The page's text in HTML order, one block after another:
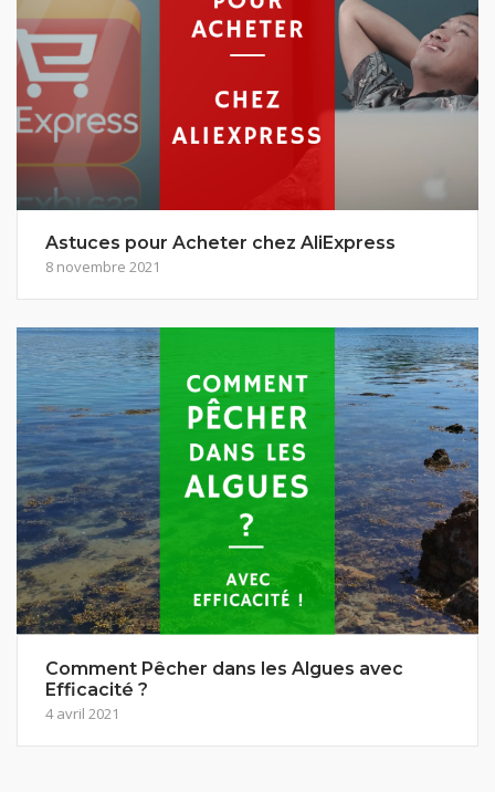
Astuces pour Acheter chez AliExpress
8 novembre 2021
Comment Pêcher dans les Algues avec
Efficacité ?
4 avril 2021